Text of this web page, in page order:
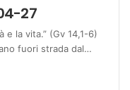
27
e la vita.” (Gv 14,1-6)
fuori strada dal…